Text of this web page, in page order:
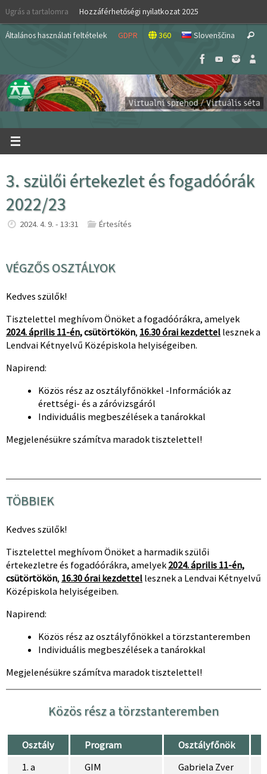
Skip
content
Ugrás a tartalomra Hozzáférhetőségi nyilatkozat 2025
Általános használati feltételek GDPR 360 Slovenščina Search
3. szülői értekezlet és fogadóórák
2022/23
2024. 4. 9. - 13:31 Értesítés
VÉGZŐS OSZTÁLYOK
Kedves szülők!
Tisztelettel meghívom Önöket a fogadóórákra, amelyek
2024. április 11-én,csütörtökön, 16.30 órai kezdettel lesznek a
Lendvai Kétnyelvű Középiskola helyiségeiben.
Napirend:
Közös rész az osztályfőnökkel -Információk az
érettségi- és a záróvizsgáról
Individuális megbeszélések a tanárokkal
Megjelenésükre számítva maradok tisztelettel!
TÖBBIEK
Kedves szülők!
Tisztelettel meghívom Önöket a harmadik szülői
értekezletre és fogadóórákra, amelyek 2024. április 11-én,
csütörtökön, 16.30 órai kezdettel lesznek a Lendvai Kétnyelvű
Középiskola helyiségeiben.
Napirend:
Közös rész az osztályfőnökkel a törzstanteremben
Individuális megbeszélések a tanárokkal
Megjelenésükre számítva maradok tisztelettel!
Közös rész a törzstanteremben
Osztály Program Osztályfőnök
1. a
GIM Gabriela Zver